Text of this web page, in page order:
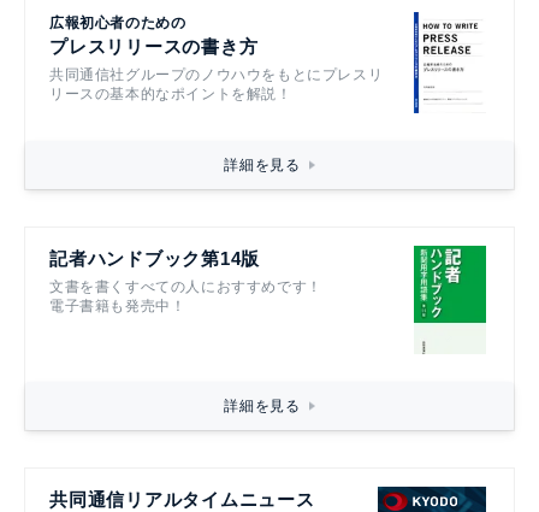
広報初心者のための
プレスリリースの書き方
共同通信社グループのノウハウをもとにプレスリ
リースの基本的なポイントを解説！
詳細を見る
記者ハンドブック第14版
文書を書くすべての人におすすめです！
電子書籍も発売中！
詳細を見る
共同通信リアルタイムニュース